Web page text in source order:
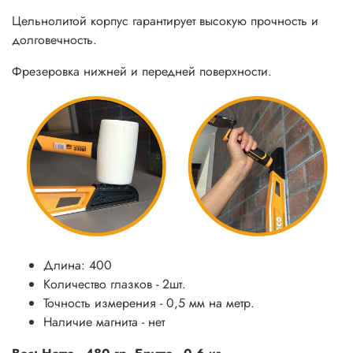
Цельнолитой корпус гарантирует высокую прочность и
долговечность.
Фрезеровка нижней и передней поверхности.
Длина: 400
Количество глазков - 2шт.
Точность измерения - 0,5 мм на метр.
Наличие магнита - нет